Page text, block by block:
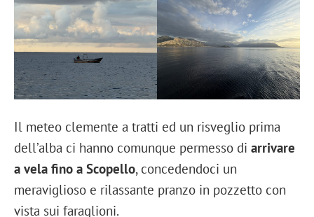
Il meteo clemente a tratti ed un risveglio prima
dell’alba ci hanno comunque permesso di arrivare
a vela fino a Scopello, concedendoci un
meraviglioso e rilassante pranzo in pozzetto con
vista sui faraglioni.